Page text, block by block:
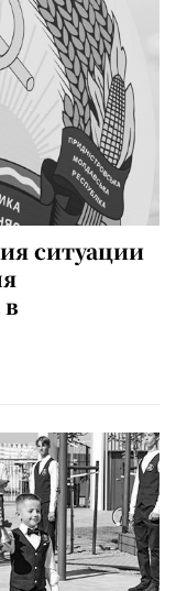
ситуации